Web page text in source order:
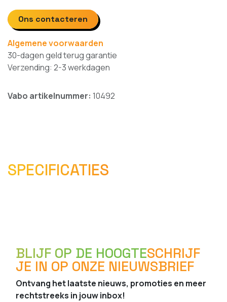
Ons contacteren
Algemene voorwaarden
30-dagen geld terug garantie
Verzending: 2-3 werkdagen
Vabo artikelnummer: 10492
SPECIFICATIES
BLIJF OP DE HOOGTESCHRIJF
JE IN OP ONZE NIEUWSBRIEF
Ontvang het laatste nieuws, promoties en meer
rechtstreeks in jouw inbox!